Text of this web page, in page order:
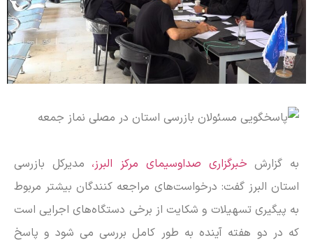
به گزارش خبرگزاری صداوسیمای مرکز البرز، مدیرکل بازرسی
استان البرز گفت: درخواست‌های مراجعه کنندگان بیشتر مربوط
به پیگیری تسهیلات و شکایت از برخی دستگاه‌های اجرایی است
که در دو هفته آینده به طور کامل بررسی می شود و پاسخ